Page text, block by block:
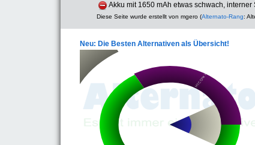
Akku mit 1650 mAh etwas schwach,
Diese Seite wurde erstellt von mgero (Alternato-Rang:
Neu: Die Besten Alternativen als Übersicht!